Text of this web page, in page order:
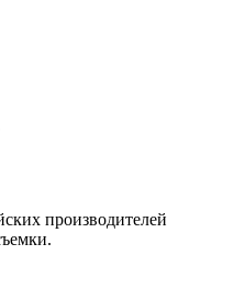
производителей